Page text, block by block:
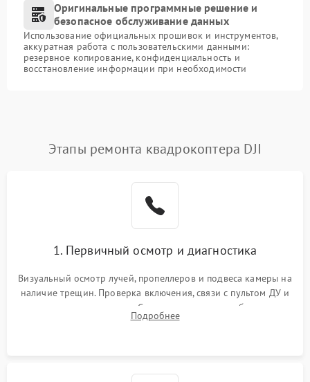
Оригинальные программные решение и
безопасное обслуживание данных
Использование официальных прошивок и инструментов,
аккуратная работа с пользовательскими данными:
резервное копирование, конфиденциальность и
восстановление информации при необходимости
Этапы ремонта квадрокоптера DJI
1. Первичный осмотр и диагностика
Визуальный осмотр лучей, пропеллеров и подвеса камеры на
наличие трещин. Проверка включения, связи с пультом ДУ и
передачи видеосигнала. Считывание логов ошибок через
полетное ПО для определения характера неисправности.
Подробнее